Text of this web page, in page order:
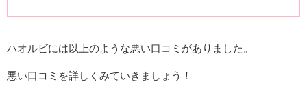
ハオルビには以上のような悪い口コミがありました。
悪い口コミを詳しくみていきましょう！